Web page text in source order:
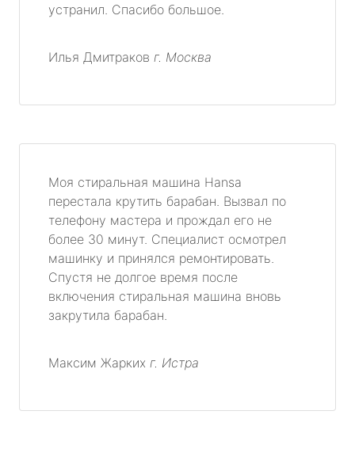
устранил. Спасибо большое.
Илья Дмитраков г. Москва
Моя стиральная машина Hansa
перестала крутить барабан. Вызвал по
телефону мастера и прождал его не
более 30 минут. Специалист осмотрел
машинку и принялся ремонтировать.
Спустя не долгое время после
включения стиральная машина вновь
закрутила барабан.
Максим Жарких г. Истра